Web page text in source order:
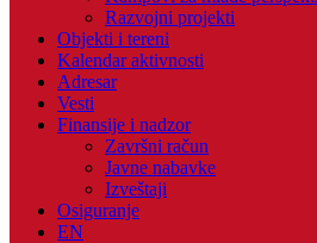
Razvojni projekti
Objekti i tereni
Kalendar aktivnosti
Adresar
Vesti
Finansije i nadzor
Završni račun
Javne nabavke
Izveštaji
Osiguranje
EN